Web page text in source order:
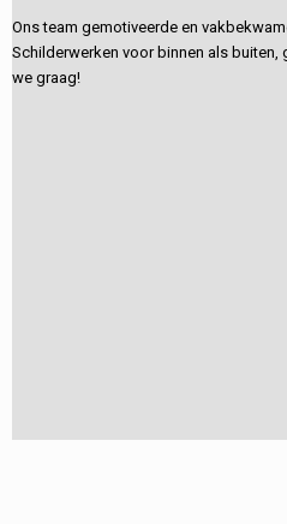
Ons team gemotiveerde en
Schilderwerken voor binnen als
we graag!